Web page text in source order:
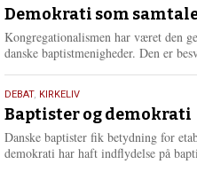
maj
2026
Demokrati som
Kongregationalismen har været den
danske baptistmenigheder. Den er
18.
maj
2026
DEBAT, KIRKELIV
Baptister og demokrati
Danske baptister fik betydning for
demokrati har haft indflydelse på